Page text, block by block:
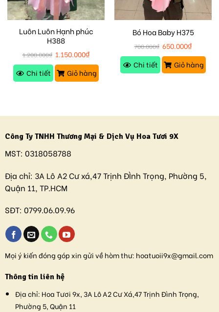
Luôn Luôn Hạnh phúc
H388
1.200.000₫ 1.150.000₫
Chi tiết
Giỏ hàng
Bó Hoa Baby H375
700.000₫ 650.000₫
Chi tiết
Giỏ hàng
Công Ty TNHH Thương Mại & Dịch Vụ Hoa Tươi 9X
MST: 0318058788
Địa chỉ: 3A Lô A2 Cư xá,47 Trịnh ĐÌnh Trọng, Phường 5,
Quận 11, TP.HCM
SĐT: 0799.06.09.96
Mọi ý kiến đóng góp xin gửi về hòm thư: hoatuoii9x@gmail.com
Thông tin liên hệ
Địa chỉ: Hoa Tươi 9x, 3A Lô A2 Cư Xá,47 Trịnh Đình Trọng,
Phường 5, Quận 11